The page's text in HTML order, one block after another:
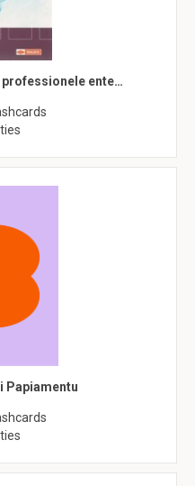
professionele ente…
Papiamentu